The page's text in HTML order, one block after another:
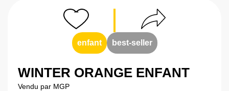
enfant best-seller
WINTER ORANGE ENFANT
Vendu par MGP